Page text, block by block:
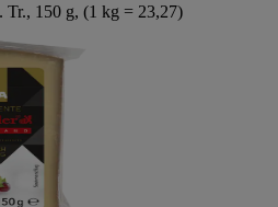
Tr., 150 g, (1 kg = 23,27)